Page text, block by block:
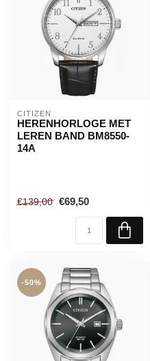
CITIZEN
HERENHORLOGE MET
LEREN BAND BM8550-
14A
€139,00 €69,50
-50%